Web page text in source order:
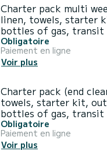
Charter pack multi
linen, towels, starter
bottles of gas, transit
Obligatoire
Paiement en ligne
Voir plus
Charter pack (end
towels, starter kit,
bottles of gas, transit
Obligatoire
Paiement en ligne
Voir plus